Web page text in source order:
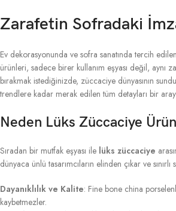
Zarafetin Sofradaki
Ev dekorasyonunda ve sofra sanatında tercih
ürünleri, sadece birer kullanım eşyası değil, aynı
bırakmak istediğinizde, züccaciye dünyasının
trendlere kadar merak edilen tüm detayları bir
Neden Lüks Züccaciye
Sıradan bir mutfak eşyası ile lüks züccaciye
dünyaca ünlü tasarımcıların elinden çıkar ve
Dayanıklılık ve Kalite: Fine bone china
kaybetmezler.